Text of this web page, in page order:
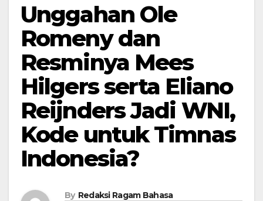
Unggahan Ole
Romeny dan
Resminya Mees
Hilgers serta Eliano
Reijnders Jadi WNI,
Kode untuk Timnas
Indonesia?
By Redaksi Ragam Bahasa